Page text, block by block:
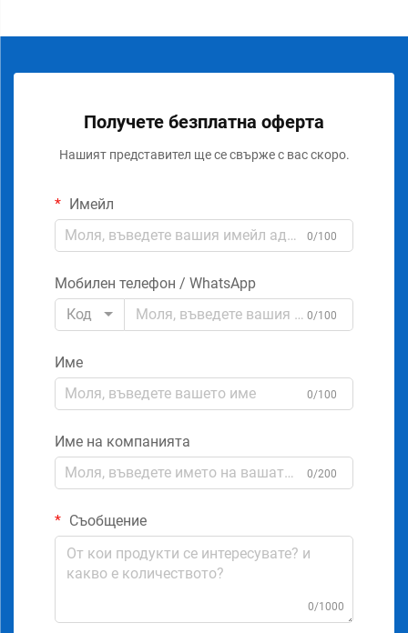
Получете безплатна оферта
Нашият представител ще се свърже с вас скоро.
Имейл
0/100
Мобилен телефон / WhatsApp
Код
0/100
Име
0/100
Име на компанията
0/200
Съобщение
0/1000